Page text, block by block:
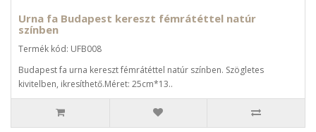
Urna fa Budapest kereszt fémrátéttel natúr
színben
Termék kód: UFB008
Budapest fa urna kereszt fémrátéttel natúr színben. Szögletes
kivitelben, ikresíthető.Méret: 25cm*13..